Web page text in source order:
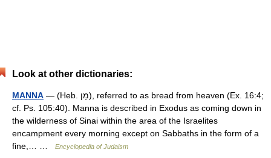
Look at other dictionaries:
MANNA — (Heb. מָן), referred to as bread from heaven (Ex. 16:4;
cf. Ps. 105:40). Manna is described in Exodus as coming down in
the wilderness of Sinai within the area of the Israelites
encampment every morning except on Sabbaths in the form of a
fine,… …
Encyclopedia of Judaism